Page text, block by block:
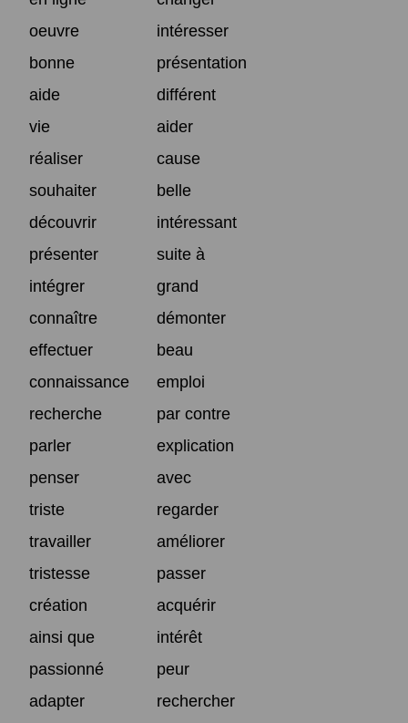
oeuvre
intéresser
bonne
présentation
aide
différent
vie
aider
réaliser
cause
souhaiter
belle
découvrir
intéressant
présenter
suite à
intégrer
grand
connaître
démonter
effectuer
beau
connaissance
emploi
recherche
par contre
parler
explication
penser
avec
triste
regarder
travailler
améliorer
tristesse
passer
création
acquérir
ainsi que
intérêt
passionné
peur
adapter
rechercher